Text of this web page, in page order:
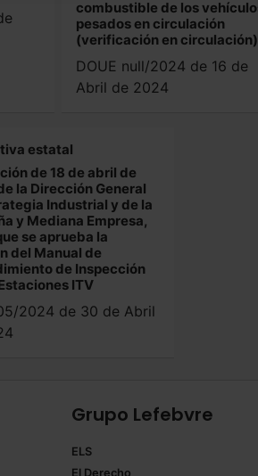
combustible de los
pesados en circulación
(verificación en circulación)
DOUE null/2024 de 16 de
Abril de 2024
estatal
de 18 de abril de
la Dirección General
Industrial y de la
y Mediana Empresa,
se aprueba la
del Manual de
de Inspección
ITV
2024 de 30 de Abril
Grupo Lefebvre
ELS
El Derecho